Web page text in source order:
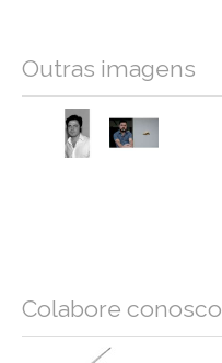
Outras imagens
Colabore conosco